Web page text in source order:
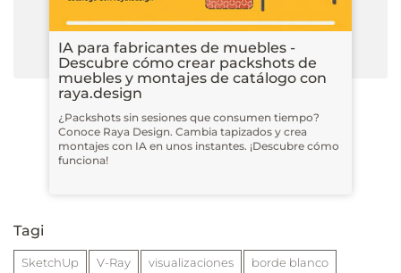
IA para fabricantes de muebles -
Descubre cómo crear packshots de
muebles y montajes de catálogo con
raya.design
¿Packshots sin sesiones que consumen tiempo?
Conoce Raya Design. Cambia tapizados y crea
montajes con IA en unos instantes. ¡Descubre cómo
funciona!
Tagi
SketchUp V-Ray visualizaciones
borde blanco